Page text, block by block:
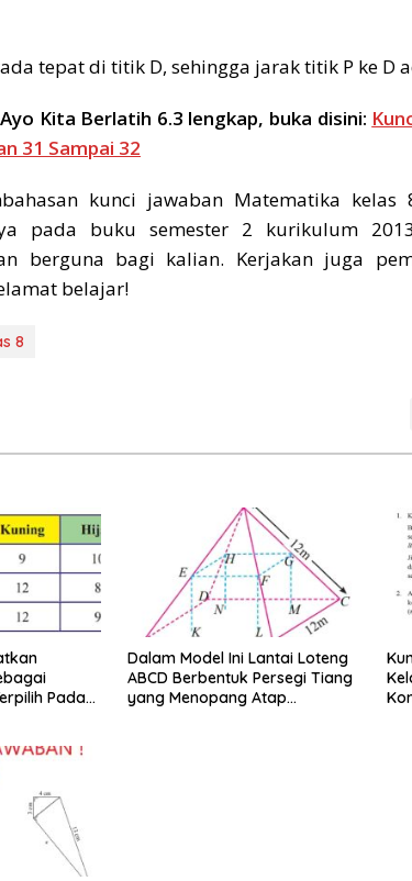
tepat di titik D, sehingga jarak titik P ke D
Kita Berlatih 6.3 lengkap, buka disini:
31 Sampai 32
kunci jawaban Matematika
pada buku semester 2 kurikulum
berguna bagi kalian. Kerjakan juga
belajar!
8
Pada
Dalam Model Ini Lantai Loteng
ABCD Berbentuk Persegi Tiang
yang Menopang Atap